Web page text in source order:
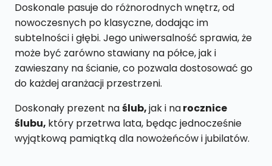
Doskonale pasuje do różnorodnych wnętrz, od
nowoczesnych po klasyczne, dodając im
subtelności i głębi. Jego uniwersalność sprawia, że
może być zarówno stawiany na półce, jak i
zawieszany na ścianie, co pozwala dostosować go
do każdej aranżacji przestrzeni.
Doskonały prezent naślub,jak i narocznice
ślubu, który przetrwa lata, będąc jednocześnie
wyjątkową pamiątką dla nowożeńców i jubilatów.